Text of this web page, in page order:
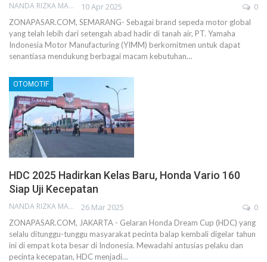
NANDA RIZKA MAHENDRA 10 Apr 2025 0
ZONAPASAR.COM, SEMARANG- Sebagai brand sepeda motor global
yang telah lebih dari setengah abad hadir di tanah air, PT. Yamaha
Indonesia Motor Manufacturing (YIMM) berkomitmen untuk dapat
senantiasa mendukung berbagai macam kebutuhan…
OTOMOTIF
HDC 2025 Hadirkan Kelas Baru, Honda Vario 160
Siap Uji Kecepatan
NANDA RIZKA MAHENDRA 26 Mar 2025 0
ZONAPASAR.COM, JAKARTA - Gelaran Honda Dream Cup (HDC) yang
selalu ditunggu-tunggu masyarakat pecinta balap kembali digelar tahun
ini di empat kota besar di Indonesia. Mewadahi antusias pelaku dan
pecinta kecepatan, HDC menjadi…